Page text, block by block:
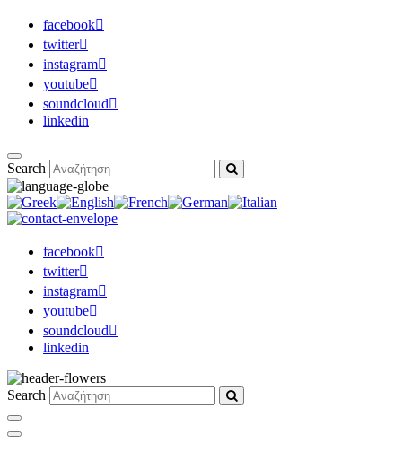
facebook
twitter
instagram
youtube
soundcloud
linkedin
Search
facebook
twitter
instagram
youtube
soundcloud
linkedin
Search